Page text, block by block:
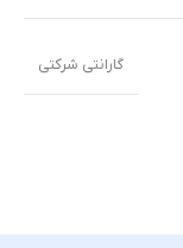
گارانتی شرکتی